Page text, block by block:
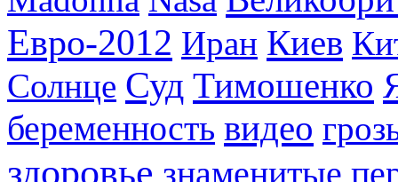
Евро-2012 Иран Киев
Солнце Суд Тимошенко
беременность видео
здоровье знаменитые